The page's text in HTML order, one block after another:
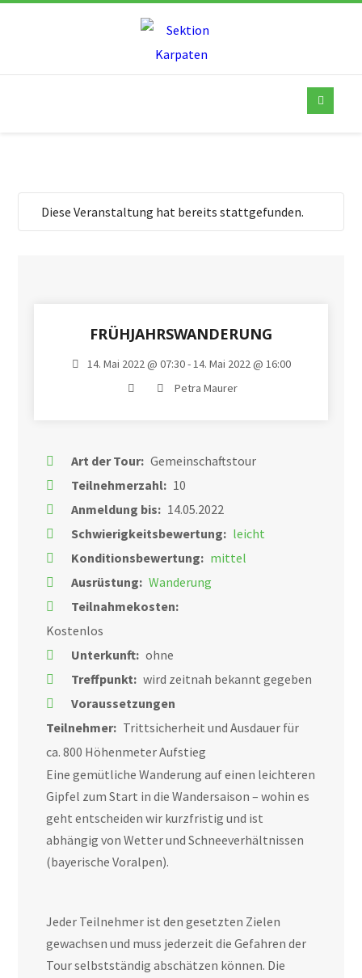
Diese Veranstaltung hat bereits stattgefunden.
FRÜHJAHRSWANDERUNG
14. Mai 2022 @ 07:30 - 14. Mai 2022 @ 16:00
Petra Maurer
Art der Tour: Gemeinschaftstour
Teilnehmerzahl: 10
Anmeldung bis: 14.05.2022
Schwierigkeitsbewertung: leicht
Konditionsbewertung: mittel
Ausrüstung: Wanderung
Teilnahmekosten:
Kostenlos
Unterkunft: ohne
Treffpunkt: wird zeitnah bekannt gegeben
Voraussetzungen
Teilnehmer: Trittsicherheit und Ausdauer für
ca. 800 Höhenmeter Aufstieg
Eine gemütliche Wanderung auf einen leichteren
Gipfel zum Start in die Wandersaison – wohin es
geht entscheiden wir kurzfristig und ist
abhängig von Wetter und Schneeverhältnissen
(bayerische Voralpen).
Jeder Teilnehmer ist den gesetzten Zielen
gewachsen und muss jederzeit die Gefahren der
Tour selbstständig abschätzen können. Die